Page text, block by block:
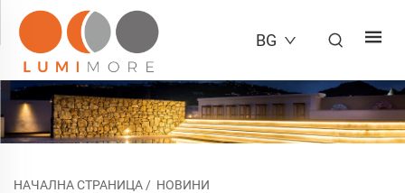
BG
НАЧАЛНА СТРАНИЦА / НОВИНИ